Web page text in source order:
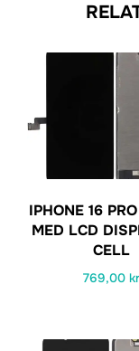
IPHONE 16
MED LCD
CELL
769,00 kr